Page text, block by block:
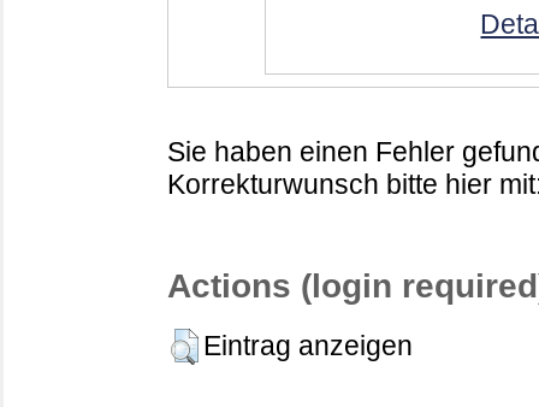
Sie haben einen Fehler
Korrekturwunsch bitte hier
Actions (login
Eintrag anzeigen